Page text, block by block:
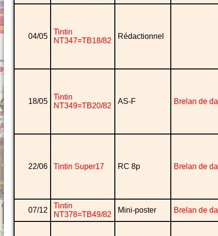
04/05
Tintin
NT347=TB18/82
Rédactionnel
18/05
Tintin
NT349=TB20/82
AS-F Brelan de
22/06 Tintin Super17 RC 8p Brelan de
07/12
Tintin
NT378=TB49/82
Mini-poster Brelan de